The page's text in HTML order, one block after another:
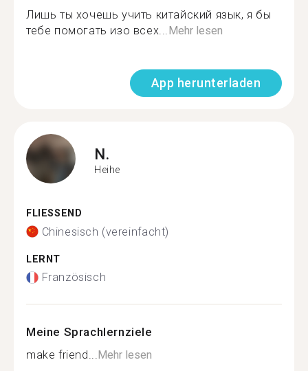
Лишь ты хочешь учить китайский язык, я бы
тебе помогать изо всех...Mehr lesen
App herunterladen
N.
Heihe
FLIESSEND
Chinesisch (vereinfacht)
LERNT
Französisch
Meine Sprachlernziele
make friend...Mehr lesen